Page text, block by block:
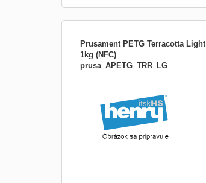
Prusament PETG Terracotta Light
1kg (NFC)
prusa_APETG_TRR_LG
různých mechanicky namáhaných dílů,
jako jsou například různé držáky a svorky.
Díky skvělé přilnavosti mezi jednotlivými
vrstvami je PET